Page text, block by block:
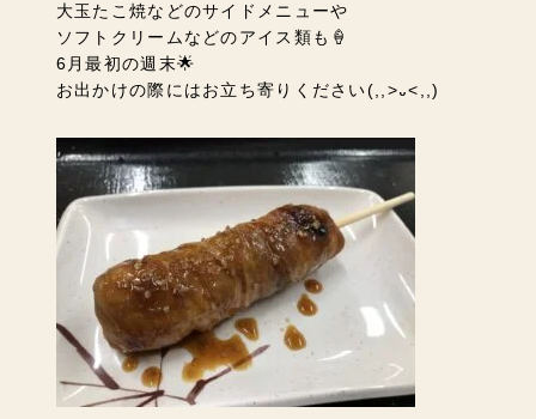
大玉たこ焼などのサイドメニューや
ソフトクリームなどのアイス類も🍦
6月最初の週末🌟
お出かけの際にはお立ち寄りください(,,>᎑<,,)